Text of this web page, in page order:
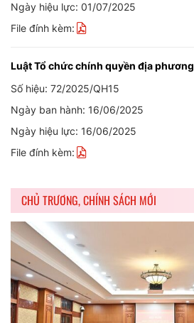
Ngày hiệu lực: 01/07/2025
File đính kèm:
Luật Tổ chức chính quyền địa phương
Số hiệu: 72/2025/QH15
Ngày ban hành: 16/06/2025
Ngày hiệu lực: 16/06/2025
File đính kèm:
CHỦ TRƯƠNG, CHÍNH SÁCH MỚI